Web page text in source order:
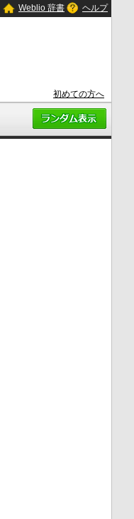
Weblio 辞書 ヘルプ
初めての方へ